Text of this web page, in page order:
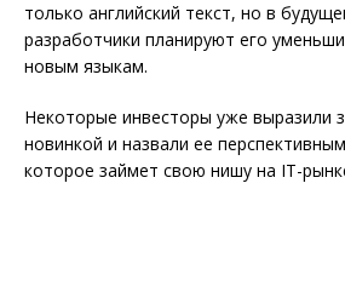
только английский текст, но в
разработчики планируют его
новым языкам.
Некоторые инвесторы уже выразили
новинкой и назвали ее
которое займет свою нишу на IT-